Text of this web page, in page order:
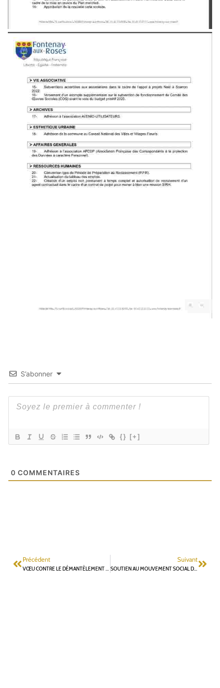
S’abonner
{} [+]
0 COMMENTAIRES
Précédent
VŒU CONTRE LE DÉMANTÈLEMENT DE L’IRSN DÉPOSÉ PAR M. MESSIER
Suivant
SOUTIEN AU MOUVEMENT SOCIAL DU 7 MARS